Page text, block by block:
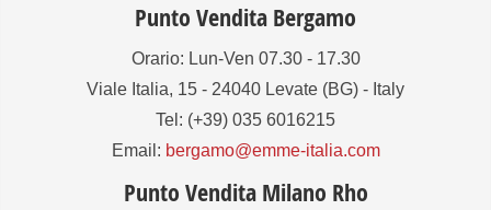
Punto Vendita Bergamo
Orario: Lun-Ven 07.30 - 17.30
Viale Italia, 15 - 24040 Levate (BG) - Italy
Tel: (+39) 035 6016215
Email: bergamo@emme-italia.com
Punto Vendita Milano Rho